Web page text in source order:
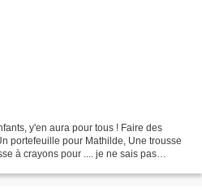
y'en aura pour tous ! Faire des
portefeuille pour Mathilde, Une trousse
à crayons pour .... je ne sais pas